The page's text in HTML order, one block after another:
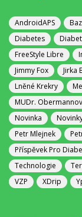
AndroidAPS
Diabetes
FreeStyle Libre
Jimmy Fox
Jirka
Lněné Krekry
MUDr.
Novinka
Petr Mlejnek
Příspěvek Pro
Technologie
VZP
XDrip